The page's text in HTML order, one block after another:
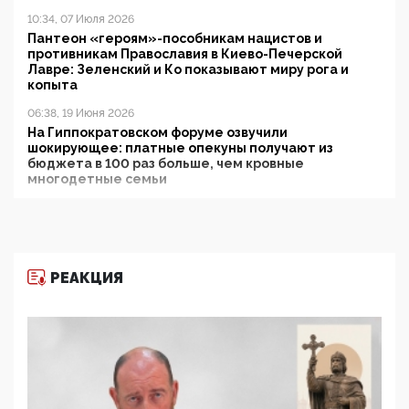
10:34, 07 Июля 2026
Пантеон «героям»-пособникам нацистов и
противникам Православия в Киево-Печерской
Лавре: Зеленский и Ко показывают миру рога и
копыта
06:38, 19 Июня 2026
На Гиппократовском форуме озвучили
шокирующее: платные опекуны получают из
бюджета в 100 раз больше, чем кровные
многодетные семьи
11:53, 09 Июня 2026
деятельность ИИТО ЮНЕСКО в России, но
цифроглобалисты продолжают определять
повестку в образовании
09:43, 01 Июня 2026
5G за счет здоровья граждан: Минцифры намерено
РЕАКЦИЯ